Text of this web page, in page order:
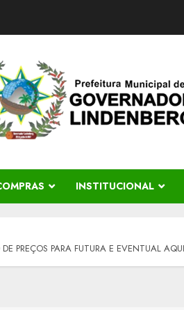
INSTITUCIONAL
PREÇOS PARA FUTURA E EVENTUAL